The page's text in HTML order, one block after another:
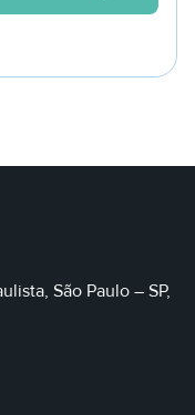
São Paulo – SP,